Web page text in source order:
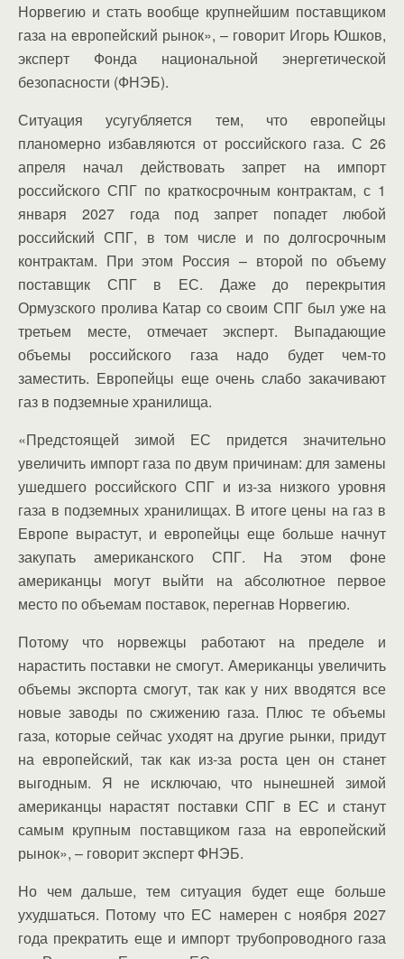
Норвегию и стать вообще крупнейшим поставщиком
газа на европейский рынок», – говорит Игорь Юшков,
эксперт Фонда национальной энергетической
безопасности (ФНЭБ).
Ситуация усугубляется тем, что европейцы
планомерно избавляются от российского газа. С 26
апреля начал действовать запрет на импорт
российского СПГ по краткосрочным контрактам, с 1
января 2027 года под запрет попадет любой
российский СПГ, в том числе и по долгосрочным
контрактам. При этом Россия – второй по объему
поставщик СПГ в ЕС. Даже до перекрытия
Ормузского пролива Катар со своим СПГ был уже на
третьем месте, отмечает эксперт. Выпадающие
объемы российского газа надо будет чем-то
заместить. Европейцы еще очень слабо закачивают
газ в подземные хранилища.
«Предстоящей зимой ЕС придется значительно
увеличить импорт газа по двум причинам: для замены
ушедшего российского СПГ и из-за низкого уровня
газа в подземных хранилищах. В итоге цены на газ в
Европе вырастут, и европейцы еще больше начнут
закупать американского СПГ. На этом фоне
американцы могут выйти на абсолютное первое
место по объемам поставок, перегнав Норвегию.
Потому что норвежцы работают на пределе и
нарастить поставки не смогут. Американцы увеличить
объемы экспорта смогут, так как у них вводятся все
новые заводы по сжижению газа. Плюс те объемы
газа, которые сейчас уходят на другие рынки, придут
на европейский, так как из-за роста цен он станет
выгодным. Я не исключаю, что нынешней зимой
американцы нарастят поставки СПГ в ЕС и станут
самым крупным поставщиком газа на европейский
рынок», – говорит эксперт ФНЭБ.
Но чем дальше, тем ситуация будет еще больше
ухудшаться. Потому что ЕС намерен с ноября 2027
года прекратить еще и импорт трубопроводного газа